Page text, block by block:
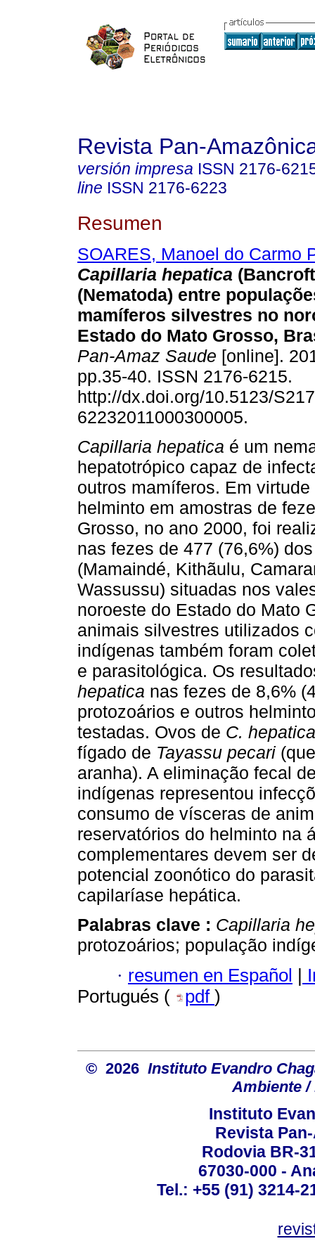
Revista Pan-
versión impresa ISSN 2176-
line ISSN 2176-6223
Resumen
SOARES, Manoel do Carmo
Capillaria hepatica
(Nematoda) entre
mamíferos silvestres no
Estado do Mato Grosso,
Pan-Amaz Saude [online].
pp.35-40. ISSN 2176-6215.
http://dx.doi.org/10.5123/
62232011000300005.
Capillaria hepatica é um
hepatotrópico capaz de
outros mamíferos. Em
helminto em amostras de
Grosso, no ano 2000, foi
nas fezes de 477 (76,6%)
(Mamaindé, Kithãulu,
Wassussu) situadas nos
noroeste do Estado do Mato
animais silvestres utilizados
indígenas também foram
e parasitológica. Os
hepatica nas fezes de 8,6%
protozoários e outros
testadas. Ovos de C.
fígado de Tayassu pecari
aranha). A eliminação fecal
indígenas representou
consumo de vísceras de
reservatórios do helminto na
complementares devem ser
potencial zoonótico do
capilaríase hepática.
Palabras clave : Capillaria
protozoários; população
· resumen en Español |
Portugués (
pdf )
© 2026 Instituto Evandro
Ambiente /
Instituto
Revista
Rodovia BR-
67030-000 -
Tel.: +55 (91) 3214-